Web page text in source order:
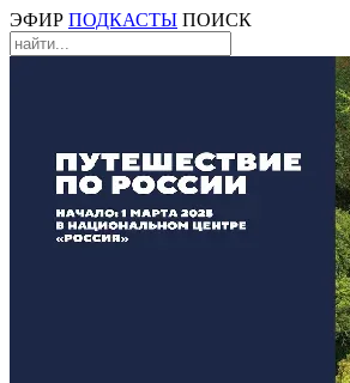
ЭФИР ПОДКАСТЫ ПОИСК